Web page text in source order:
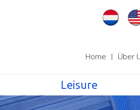
Home | Über
Leisure